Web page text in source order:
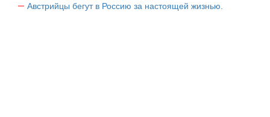
Австрийцы бегут в Россию за настоящей жизнью.